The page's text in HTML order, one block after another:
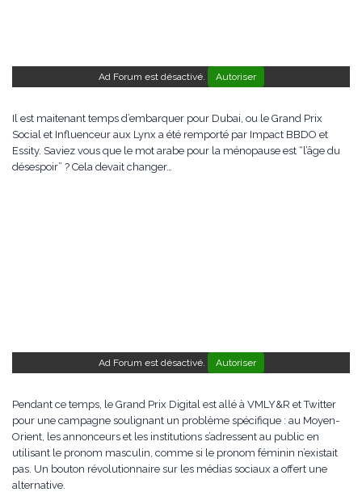
Ad Forum est désactivé. Autoriser
Il est maitenant temps d’embarquer pour Dubai, ou le Grand Prix
Social et Influenceur aux Lynx a été remporté par Impact BBDO et
Essity. Saviez vous que le mot arabe pour la ménopause est “l’âge du
désespoir” ? Cela devait changer…
Ad Forum est désactivé. Autoriser
Pendant ce temps, le Grand Prix Digital est allé à VMLY&R et Twitter
pour une campagne soulignant un problème spécifique : au Moyen-
Orient, les annonceurs et les institutions s’adressent au public en
utilisant le pronom masculin, comme si le pronom féminin n’existait
pas. Un bouton révolutionnaire sur les médias sociaux a offert une
alternative.